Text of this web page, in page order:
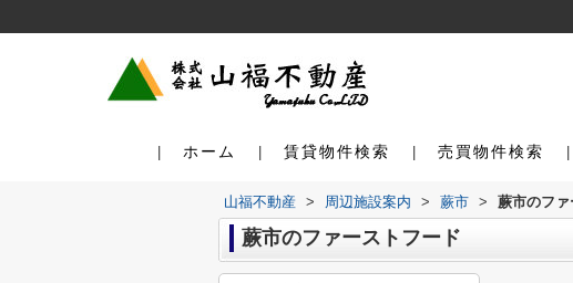
ホーム 賃貸物件検索 売買物件検索
山福不動産 > 周辺施設案内 > 蕨市 > 蕨市のフ
蕨市のファーストフード